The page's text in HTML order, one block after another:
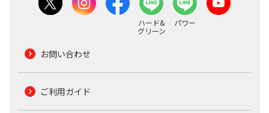
ハード&
グリーン
パワー
お問い合わせ
ご利用ガイド